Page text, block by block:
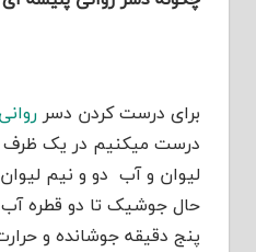
برای درست کردن دسر روانی
درست میکنیم در یک
لیوان و آب دو و نیم
حال جوشیک تا دو قطره آب
پنج دقیقه جوشانده و